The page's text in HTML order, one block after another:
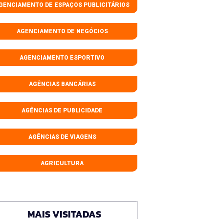
DE ESPAÇOS PUBLICITÁRIOS
AGENCIAMENTO DE NEGÓCIOS
AGENCIAMENTO ESPORTIVO
AGÊNCIAS BANCÁRIAS
AGÊNCIAS DE PUBLICIDADE
AGÊNCIAS DE VIAGENS
AGRICULTURA
MAIS VISITADAS